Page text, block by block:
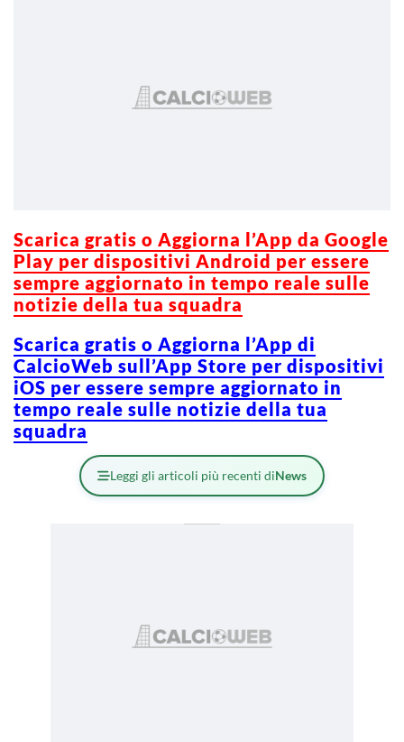
Scarica gratis o Aggiorna l’App da Google
Play per dispositivi Android per essere
sempre aggiornato in tempo reale sulle
notizie della tua squadra
Scarica gratis o Aggiorna l’App di
CalcioWeb sull’App Store per dispositivi
iOS per essere sempre aggiornato in
tempo reale sulle notizie della tua
squadra
Leggi gli articoli più recenti diNews